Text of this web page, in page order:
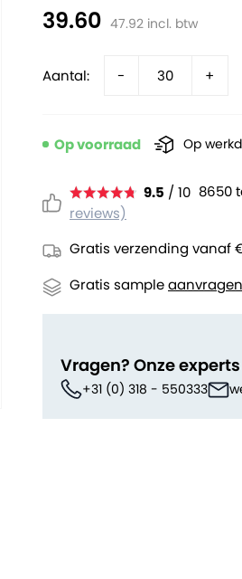
Aantal: - +
39.60 47.92 incl. btw
9.5 / 10 8650
reviews)
Gratis verzending vanaf
Gratis sampleaanvragen
Op voorraad Op
Vragen? Onze
+31 (0) 318 - 550333